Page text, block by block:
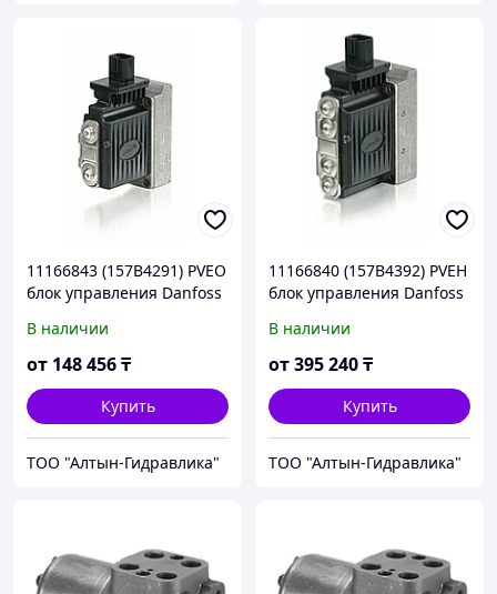
11166843 (157B4291) PVEO
блок управления Danfoss
В наличии
от 148 456₸
Купить
ТОО "Алтын-Гидравлика"
11166840 (157B4392) PVEH
блок управления Danfoss
В наличии
от395 240₸
Купить
ТОО "Алтын-Гидравлика"